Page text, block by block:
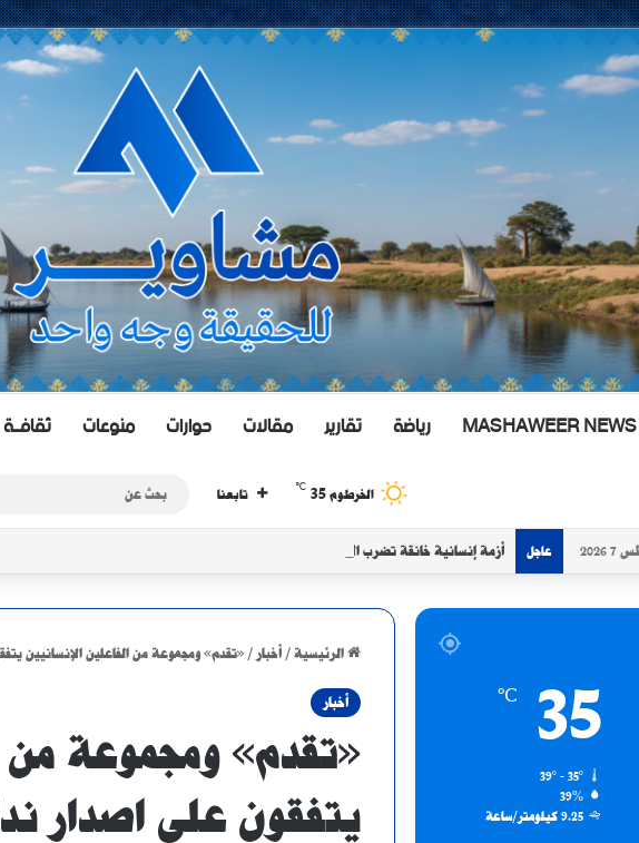
MASHAWEER NEWS رياضة تقارير مقالات حوارات منوعات ثقافــة
الخرطوم 35
℃
تابعنا
عاجل أزمة إنسانية خانقة تضرب الأبيض مع تزايد موجات النزوح
الرئيسية / أخبار / «تقدم» ومجموعة من الفاعلين الإنسانيين
أخبار
«تقدم» ومجموعة من
يتفقون على اصدار
35
℃
39º - 35º
39%
9.25 كيلومتر/ساعة